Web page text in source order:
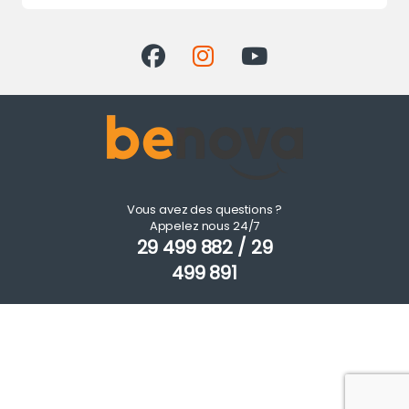
Vous avez des questions ?
Appelez nous 24/7
29 499 882 / 29
499 891